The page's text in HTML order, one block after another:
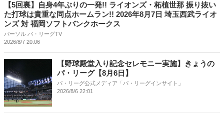
【5回裏】自身4年ぶりの一発!! ライオンズ・柘植世那 振り抜い
た打球は貴重な同点ホームラン!! 2026年8月7日 埼玉西武ライオ
ンズ 対 福岡ソフトバンクホークス
パーソル パ・リーグTV
2026/8/7 20:06
【野球殿堂入り記念セレモニー実施】きょうの
パ・リーグ【8月6日】
パ・リーグ公式メディア「パ・リーグインサイト」
2026/8/6 22:01